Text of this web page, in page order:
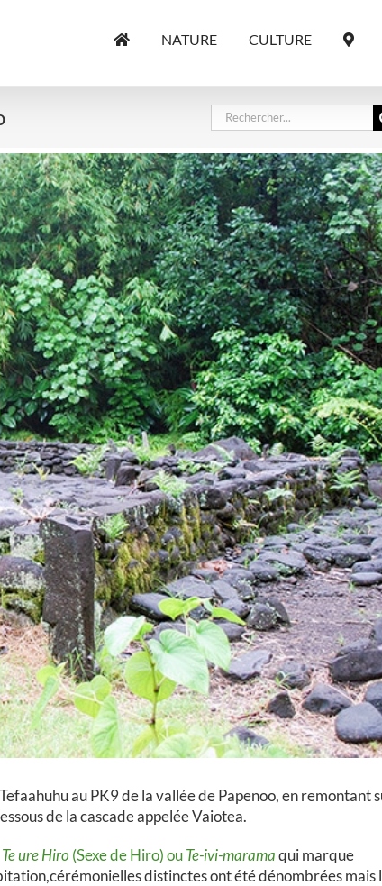
NATURE CULTURE
Rechercher:
au PK9 de la vallée de Papenoo, en remontant
de la cascade appelée Vaiotea.
Te ure Hiro (Sexe de Hiro) ouTe-ivi-maramaqui marque
distinctes ont été dénombrées mais